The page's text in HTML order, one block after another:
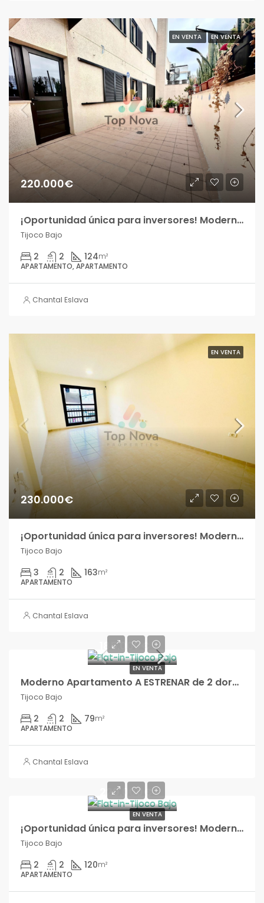
EN VENTA EN VENTA
220.000€
¡Oportunidad única para inversores! Moderno Apartamento A ESTRENAR de 3 dormitorios con terraza privada en Tijoco Bajo!!
Tijoco Bajo
2 2 124m²
APARTAMENTO, APARTAMENTO
Chantal Eslava
EN VENTA
230.000€
¡Oportunidad única para inversores! Moderno Apartamento A ESTRENAR de 3 dormitorios con terraza privada en Tijoco Bajo!!
Tijoco Bajo
3 2 163m²
APARTAMENTO
Chantal Eslava
EN VENTA
185.000€
Moderno Apartamento A ESTRENAR de 2 dormitorios en Tijoco Bajo!!
Tijoco Bajo
2 2 79m²
APARTAMENTO
Chantal Eslava
EN VENTA
220.000€
¡Oportunidad única para inversores! Moderno Apartamento A ESTRENAR de 2 dormitorios con terraza privada en Tijoco Bajo!!
Tijoco Bajo
2 2 120m²
APARTAMENTO